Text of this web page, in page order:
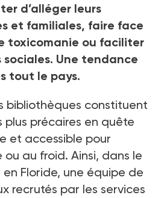
d’alléger leurs
et familiales, faire face
toxicomanie ou faciliter
sociales. Une tendance
tout le pays.
bibliothèques constituent
plus précaires en quête
et accessible pour
au froid. Ainsi, dans le
Floride, une équipe de
recrutés par les services